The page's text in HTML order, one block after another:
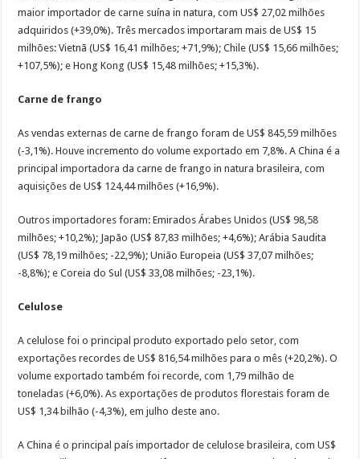
maior importador de carne suína in natura, com US$ 27,02 milhões
adquiridos (+39,0%). Três mercados importaram mais de US$ 15
milhões: Vietnã (US$ 16,41 milhões; +71,9%); Chile (US$ 15,66 milhões;
+107,5%); e Hong Kong (US$ 15,48 milhões; +15,3%).
Carne de frango
As vendas externas de carne de frango foram de US$ 845,59 milhões
(-3,1%). Houve incremento do volume exportado em 7,8%. A China é a
principal importadora da carne de frango in natura brasileira, com
aquisições de US$ 124,44 milhões (+16,9%).
Outros importadores foram: Emirados Árabes Unidos (US$ 98,58
milhões; +10,2%); Japão (US$ 87,83 milhões; +4,6%); Arábia Saudita
(US$ 78,19 milhões; -22,9%); União Europeia (US$ 37,07 milhões;
-8,8%); e Coreia do Sul (US$ 33,08 milhões; -23,1%).
Celulose
A celulose foi o principal produto exportado pelo setor, com
exportações recordes de US$ 816,54 milhões para o mês (+20,2%). O
volume exportado também foi recorde, com 1,79 milhão de
toneladas (+6,0%). As exportações de produtos florestais foram de
US$ 1,34 bilhão (-4,3%), em julho deste ano.
A China é o principal país importador de celulose brasileira, com US$